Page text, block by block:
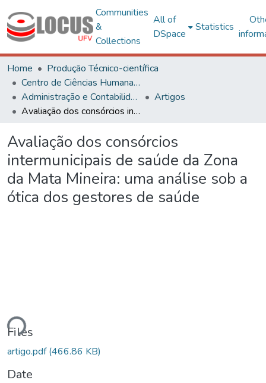
Communities
&
Collections
All of
DSpace
Statistics
Home
Produção Técnico-científica
Centro de Ciências Humanas, Letras e Artes
Administração e Contabilidade
Artigos
Avaliação dos consórcios intermunicipais de saúde da Zona da Mata Mineira: uma análise sob a ótica dos gestores de saúde
Avaliação dos consórcios
intermunicipais de saúde da Zona
da Mata Mineira: uma análise sob a
ótica dos gestores de saúde
Files
artigo.pdf(466.86 KB)
Date